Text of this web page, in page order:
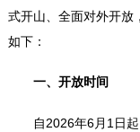
式开山、全面对外开放
如下：
一、开放时间
自2026年6月1日